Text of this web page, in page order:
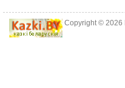
Copyright © 2026